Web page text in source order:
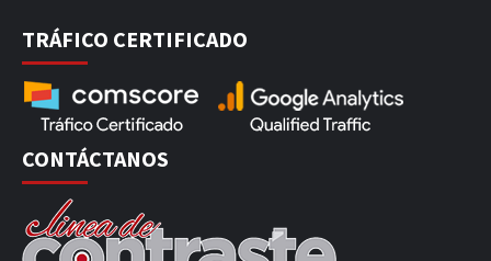
TRÁFICO CERTIFICADO
CONTÁCTANOS